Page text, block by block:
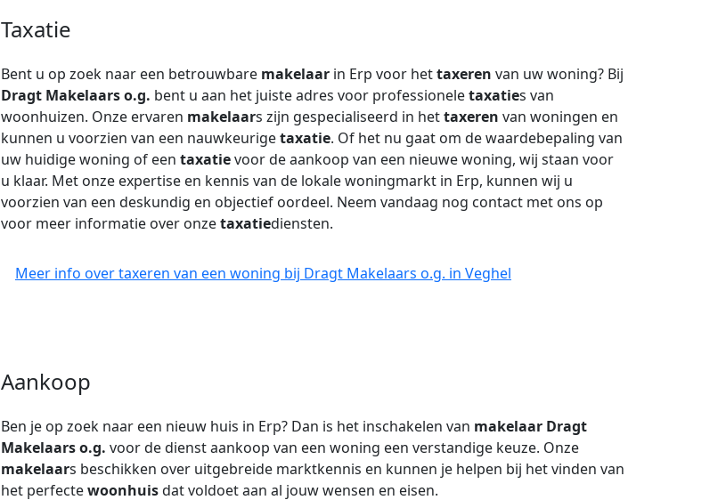
Taxatie
Bent u op zoek naar een betrouwbare makelaar in Erp voor hettaxeren van uw woning? Bij
Dragt Makelaars o.g. bent u aan het juiste adres voor professioneletaxaties van
woonhuizen. Onze ervaren makelaars zijn gespecialiseerd in hettaxeren van woningen en
kunnen u voorzien van een nauwkeurigetaxatie. Of het nu gaat om de waardebepaling van
uw huidige woning of een taxatievoor de aankoop van een nieuwe woning, wij staan voor
u klaar. Met onze expertise en kennis van de lokale woningmarkt in Erp, kunnen wij u
voorzien van een deskundig en objectief oordeel. Neem vandaag nog contact met ons op
voor meer informatie over onzetaxatiediensten.
Meer info over taxeren van een woning bij Dragt Makelaars o.g. in Veghel
Aankoop
Ben je op zoek naar een nieuw huis in Erp? Dan is het inschakelen van makelaar Dragt
Makelaars o.g. voor de dienst aankoop van een woning een verstandige keuze. Onze
makelaars beschikken over uitgebreide marktkennis en kunnen je helpen bij het vinden van
het perfectewoonhuisdat voldoet aan al jouw wensen en eisen.